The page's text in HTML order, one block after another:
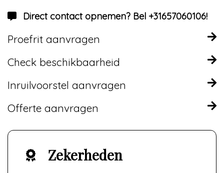
Direct contact opnemen? Bel +31657060106!
Proefrit aanvragen
Check beschikbaarheid
Inruilvoorstel aanvragen
Offerte aanvragen
Zekerheden